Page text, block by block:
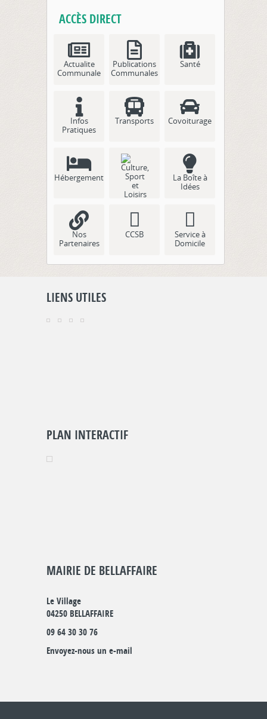
ACCÈS DIRECT
Actualite
Communale
Publications
Communales
Santé
Infos
Pratiques
Transports Covoiturage
Hébergement
et Loisirs
La Boîte à
Idées
Nos
Partenaires
CCSB
Service à
Domicile
LIENS UTILES
PLAN INTERACTIF
MAIRIE DE BELLAFFAIRE
Le Village
04250 BELLAFFAIRE
09 64 30 30 76
Envoyez-nous un e-mail